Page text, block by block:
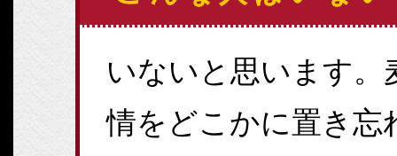
いないと思います。
情をどこかに置き忘